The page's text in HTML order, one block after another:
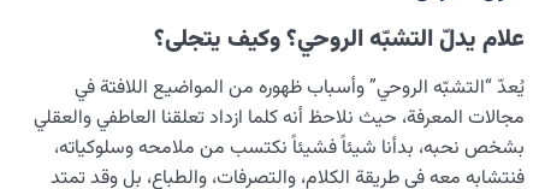
ما أهمية الارتباط بالخلود؟ وما المقصود بحياة الإنسان الأبدية؟
مفهوم الطفل الغالي للروح: ما هو؟ وما هي احتياجاته وكيف
يتحقق النضج الروحي؟
كيف تُستنبط القوانين الخفية للنفس من قوانين الكون؟
علام يدلّ التشبّه الروحي؟ وكيف يتجلى؟
يُعدّ “التشبّه الروحي” وأسباب ظهوره من المواضيع اللافتة في
مجالات المعرفة، حيث نلاحظ أنه كلما ازداد تعلقنا العاطفي والعقلي
بشخص نحبه، بدأنا شيئاً فشيئاً نكتسب من ملامحه وسلوكياته،
فنتشابه معه في طريقة الكلام، والتصرفات، والطباع، بل وقد تمتد